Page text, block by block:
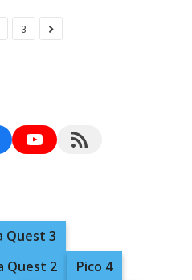
3
YouTubeRSS Feed
Quest 3
Quest 2
Pico 4